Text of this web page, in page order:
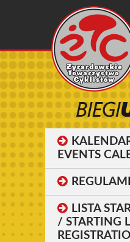
INNE
BIEGI
EVENTS
LISTA
/ STARTING